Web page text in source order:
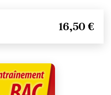
16,50 €